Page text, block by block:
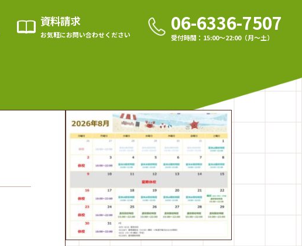
資料請求
お気軽にお問い合わせください 06-6336-7507
受付時間：15:00〜22:00（月〜土）